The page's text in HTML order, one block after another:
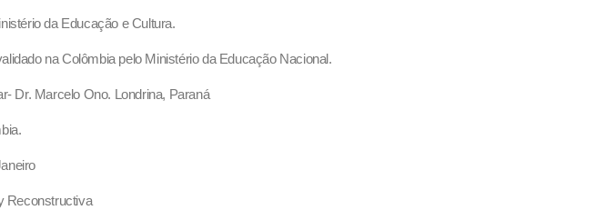
da Educação e Cultura.
na Colômbia pelo Ministério da Educação Nacional.
Dr. Marcelo Ono. Londrina, Paraná
Reconstructiva